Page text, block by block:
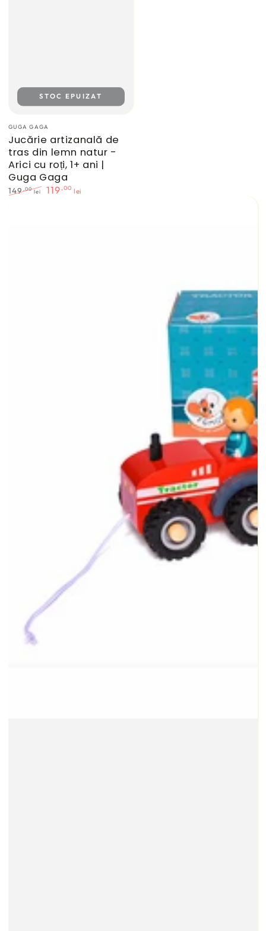
Furnizor:
GUGA GAGA
Jucărie artizanală de
tras din lemn natur -
Arici cu roți, 1+ ani |
Guga Gaga
149 ,00 lei 119 ,00 lei
STOC EPUIZAT